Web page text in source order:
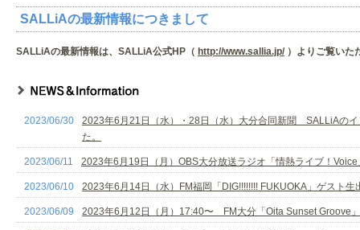
SALLiAの最新情報につきまして
SALLiAの最新情報は、SALLiA公式HP（ http://www.sallia.jp/）よりご覧いた
2023/06/30
2023年6月21日（水）・28日（水）大分合同新聞 SALLiAのイ
た。
2023/06/11 2023年6月19日（月）OBS大分放送ラジオ「情熱ライブ！
2023/06/10 2023年6月14日（水）FM福岡「DIG!!!!!!!! FUKUOKA」ゲスト生
2023/06/09 2023年6月12日（月）17:40〜 FM大分「Oita Sunset Groove